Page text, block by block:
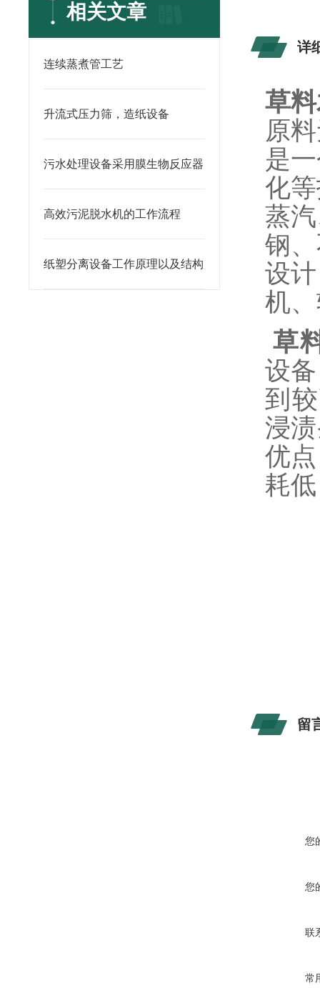
相关文章
连续蒸煮管工艺
升流式压力筛，造纸设备
污水处理设备采用膜生物反应器
高效污泥脱水机的工作流程
纸塑分离设备工作原理以及结构
详
草
原
是
化
蒸
钢
设
机
草
设
到
浸
优
耗
留
您
您
联
常